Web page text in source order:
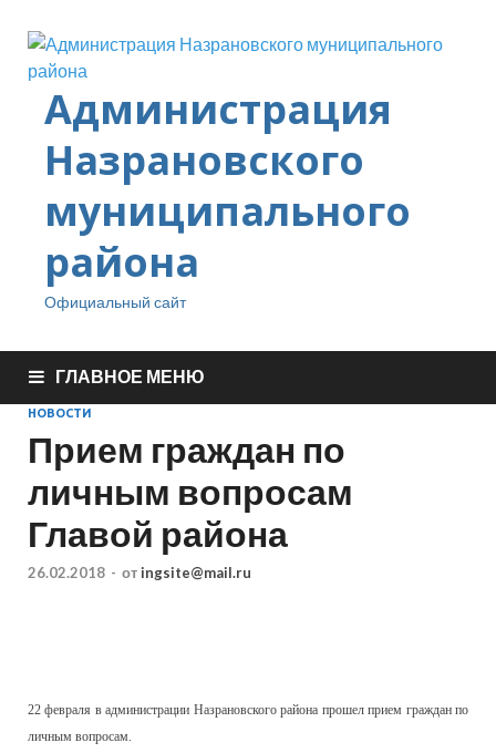
Администрация
Назрановского
муниципального
района
Официальный сайт
ГЛАВНОЕ МЕНЮ
НОВОСТИ
Прием граждан по
личным вопросам
Главой района
26.02.2018 - от ingsite@mail.ru
22 февраля в администрации Назрановского района прошел прием граждан по
личным вопросам.